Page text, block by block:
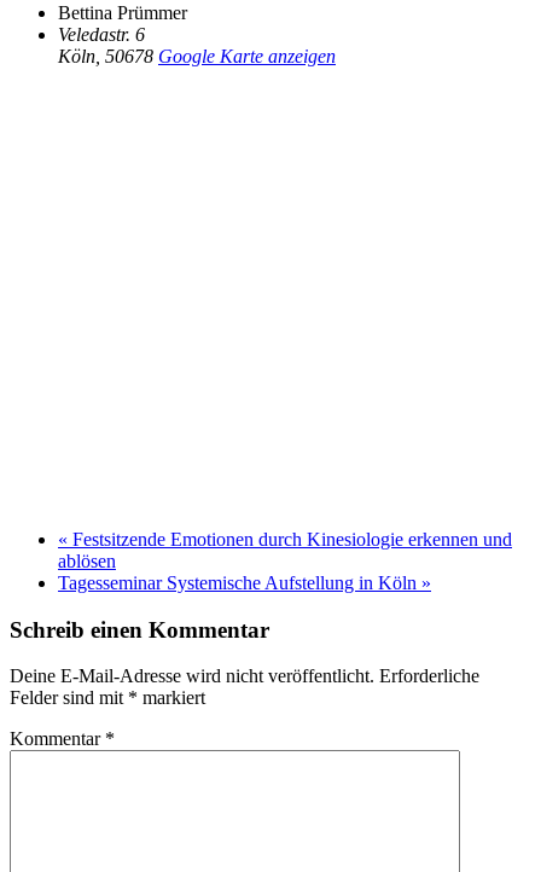
Bettina Prümmer
Veledastr. 6
Köln 50678 Google Karte anzeigen
« Festsitzende Emotionen durch Kinesiologie erkennen und
ablösen
Tagesseminar Systemische Aufstellung in Köln »
Schreib einen Kommentar
Deine E-Mail-Adresse wird nicht veröffentlicht. Erforderliche
Felder sind mit * markiert
Kommentar *